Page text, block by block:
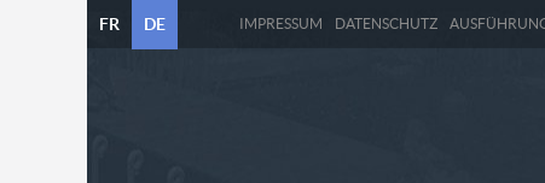
FR DE IMPRESSUM DATENSCHUTZ